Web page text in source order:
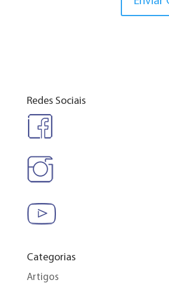
Redes Sociais
Categorias
Artigos